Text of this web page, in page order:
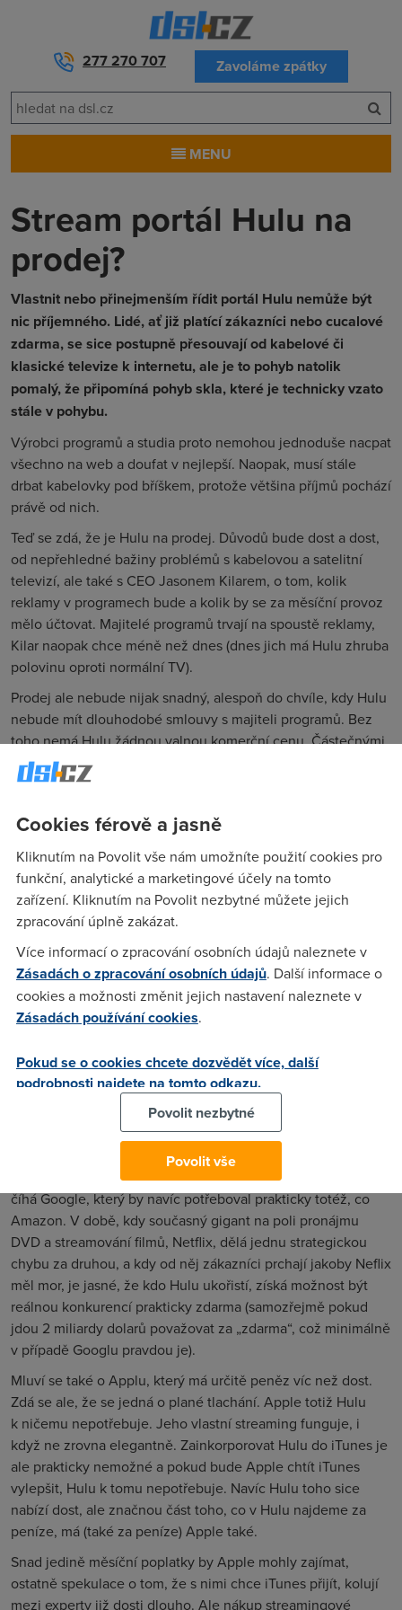
277 270 707 Zavoláme zpátky
MENU
Stream portál Hulu na
prodej?
Vlastnit nebo přinejmenším řídit portál Hulu nemůže být
nic příjemného. Lidé, ať již platící zákazníci nebo cucalové
zdarma, se sice postupně přesouvají od kabelové či
klasické televize k internetu, ale je to pohyb natolik
pomalý, že připomíná pohyb skla, které je technicky vzato
stále v pohybu.
Výrobci programů a studia proto nemohou jednoduše nacpat
všechno na web a doufat v nejlepší. Naopak, musí stále
drbat kabelovky pod bříškem, protože většina příjmů pochází
právě od nich.
Teď se zdá, že je Hulu na prodej. Důvodů bude dost a dost,
od nepřehledné bažiny problémů s kabelovou a satelitní
televizí, ale také s CEO Jasonem Kilarem, o tom, kolik
reklamy v programech bude a kolik by se za měsíční provoz
mělo účtovat. Majitelé programů trvají na spoustě reklamy,
Kilar naopak chce méně než dnes (dnes jich má Hulu zhruba
polovinu oproti normální TV).
Prodej ale nebude nijak snadný, alespoň do chvíle, kdy Hulu
nebude mít dlouhodobé smlouvy s majiteli programů. Bez
toho nemá Hulu žádnou valnou komerční cenu. Částečnými
majiteli jsou ale firmy jako Disney a Fox, které ve chvíli, kdy
Hulu změní vlastníka, určitě nebudou nijak nakloněni
představ.
Majitelé programů navíc tlačí na to, aby platící zákazníci
Hulu prokázali, že si platí za kabelovku nebo satelit, jinak že
si budou moci nové show prohlížet až s týdenním
zpožděním. To ale bude lidem, dnes platícím 8 dolarů
měsíčně za to, že si nové show mohou prohlížet pouhých 24
hodin po premiéře, značně proti srsti.
Kdo tedy může mít o Hulu zájem? Odhadovaná cena kolem 2
miliard dolarů rozhodně nepředstavuje nějaké drobné. První
hluboko a kdyby nedostávala finanční injekce od zájemců o
vlastní pohlcení, už by dávno padla. Pravděpodobnějším
kupujícím může být Amazon, který má najednou peněz dost
a snaží se zvýšit svoji dosud mizivou nabídku on-line
A pokud se zajímá o něco Amazon, je jasné, že v pozadí
číhá Google, který by navíc potřeboval prakticky totéž, co
Amazon. V době, kdy současný gigant na poli pronájmu
DVD a streamování filmů, Netflix, dělá jednu strategickou
chybu za druhou, a kdy od něj zákazníci prchají jakoby Neflix
měl mor, je jasné, že kdo Hulu ukořistí, získá možnost být
reálnou konkurencí prakticky zdarma (samozřejmě pokud
jdou 2 miliardy dolarů považovat za „zdarma“, což minimálně
v případě Googlu pravdou je).
Mluví se také o Applu, který má určitě peněz víc než dost.
Zdá se ale, že se jedná o plané tlachání. Apple totiž Hulu
k ničemu nepotřebuje. Jeho vlastní streaming funguje, i
když ne zrovna elegantně. Zainkorporovat Hulu do iTunes je
ale prakticky nemožné a pokud bude Apple chtít iTunes
vylepšit, Hulu k tomu nepotřebuje. Navíc Hulu toho sice
nabízí dost, ale značnou část toho, co v Hulu najdeme za
peníze, má (také za peníze) Apple také.
Snad jedině měsíční poplatky by Apple mohly zajímat,
ostatně spekulace o tom, že s nimi chce iTunes přijít, kolují
mezi experty již dosti dlouho. Ale nákup streamingové
Cookies férově a jasně
Kliknutím na Povolit vše nám umožníte použití cookies pro
funkční, analytické a marketingové účely na tomto
zařízení. Kliknutím na Povolit nezbytné můžete jejich
zpracování úplně zakázat.
Více informací o zpracování osobních údajů naleznete v
Zásadách o zpracování osobních údajů. Další informace o
cookies a možnosti změnit jejich nastavení naleznete v
Zásadách používání cookies.
Pokud se o cookies chcete dozvědět více, další
podrobnosti najdete na tomto odkazu.
Povolit nezbytné
Povolit vše